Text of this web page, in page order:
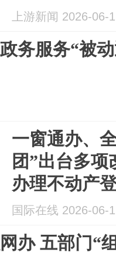
上游新闻 2026-06-
务服务“被
一窗通办、
团”出台多
办理不动产
国际在线 2026-06-
办 五部门“